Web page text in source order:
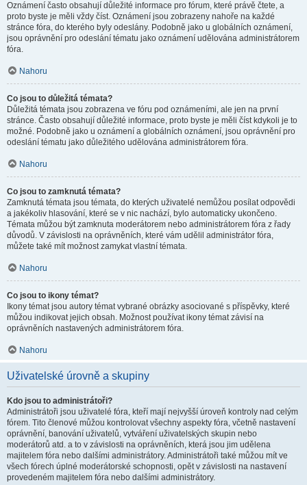
Oznámení často obsahují důležité informace pro fórum, které právě čtete, a
proto byste je měli vždy číst. Oznámení jsou zobrazeny nahoře na každé
stránce fóra, do kterého byly odeslány. Podobně jako u globálních oznámení,
jsou oprávnění pro odeslání tématu jako oznámení udělována administrátorem
fóra.
Nahoru
Co jsou to důležitá témata?
Důležitá témata jsou zobrazena ve fóru pod oznámeními, ale jen na první
stránce. Často obsahují důležité informace, proto byste je měli číst kdykoli je to
možné. Podobně jako u oznámení a globálních oznámení, jsou oprávnění pro
odeslání tématu jako důležitého udělována administrátorem fóra.
Nahoru
Co jsou to zamknutá témata?
Zamknutá témata jsou témata, do kterých uživatelé nemůžou posílat odpovědi
a jakékoliv hlasování, které se v nic nachází, bylo automaticky ukončeno.
Témata můžou být zamknuta moderátorem nebo administrátorem fóra z řady
důvodů. V závislosti na oprávněních, které vám udělil administrátor fóra,
můžete také mít možnost zamykat vlastní témata.
Nahoru
Co jsou to ikony témat?
Ikony témat jsou autory témat vybrané obrázky asociované s příspěvky, které
můžou indikovat jejich obsah. Možnost používat ikony témat závisí na
oprávněních nastavených administrátorem fóra.
Nahoru
Uživatelské úrovně a skupiny
Kdo jsou to administrátoři?
Administrátoři jsou uživatelé fóra, kteří mají nejvyšší úroveň kontroly nad celým
fórem. Tito členové můžou kontrolovat všechny aspekty fóra, včetně nastavení
oprávnění, banování uživatelů, vytváření uživatelských skupin nebo
moderátorů atd. a to v závislosti na oprávněních, která jsou jim udělena
majitelem fóra nebo dalšími administrátory. Administrátoři také můžou mít ve
všech fórech úplné moderátorské schopnosti, opět v závislosti na nastavení
provedeném majitelem fóra nebo dalšími administrátory.